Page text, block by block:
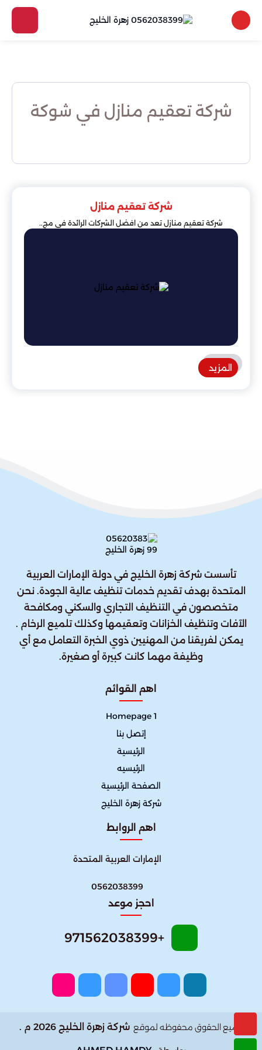
شركة تعقيم منازل في شوكة
شركة تعقيم منازل
شركة تعقيم منازل تعد من افضل الشركات الرائدة في مج..
المزيد
تأسست شركة زهرة الخليج في دولة الإمارات العربية
المتحدة بهدف تقديم خدمات تنظيف عالية الجودة. نحن
متخصصون في التنظيف التجاري والسكني ومكافحة
الآفات وتنظيف الخزانات وتعقيمها وكذلك تلميع الرخام .
يمكن لفريقنا من المهنيين ذوي الخبرة التعامل مع أي
وظيفة مهما كانت كبيرة أو صغيرة.
اهم القوائم
Homepage 1
إتصل بنا
الرئيسية
الرئيسيه
الصفحة الرئيسية
شركة زهرة الخليج
اهم الروابط
الإمارات العربية المتحدة
0562038399
احجز موعد
+971562038399
جميع الحقوق محفوظه لموقع شركة زهرة الخليج 2026 م .